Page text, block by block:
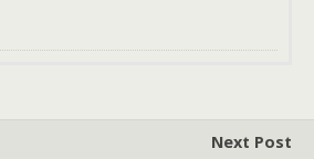
Next Post